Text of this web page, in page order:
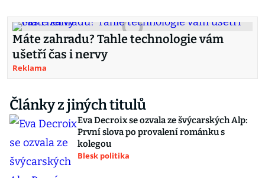
Máte zahradu? Tahle technologie vám
ušetří čas i nervy
Reklama
Články z jiných titulů
Eva Decroix se ozvala ze švýcarských Alp:
První slova po provalení románku s
kolegou
Blesk politika